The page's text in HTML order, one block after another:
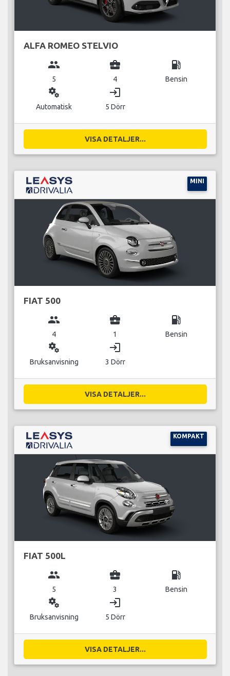
ALFA ROMEO STELVIO
group
5
business_center
4
local_gas_station
Bensin
miscellaneous_services
Automatisk
login
5 Dörr
VISA DETALJER...
MINI
FIAT 500
group
4
business_center
1
local_gas_station
Bensin
miscellaneous_services
Bruksanvisning
login
3 Dörr
VISA DETALJER...
KOMPAKT
FIAT 500L
group
5
business_center
3
local_gas_station
Bensin
miscellaneous_services
Bruksanvisning
login
5 Dörr
VISA DETALJER...